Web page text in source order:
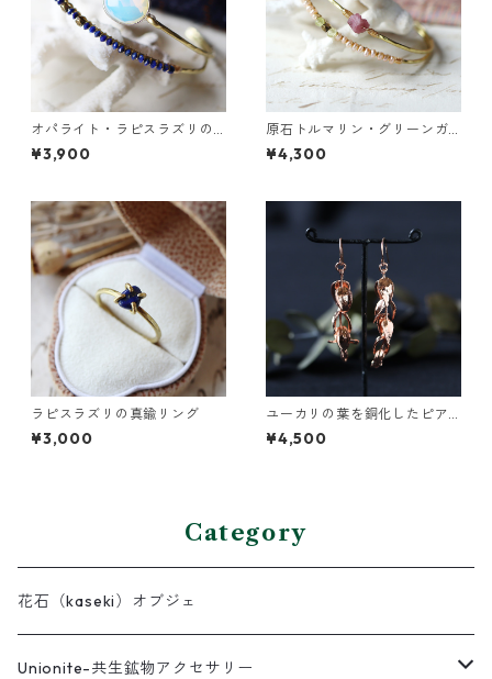
オパライト・ラピスラズリの2
連バングル
¥3,900
原石トルマリン・グリーンガ
ーネットの2連バングル
¥4,300
ラピスラズリの真鍮リング
¥3,000
ユーカリの葉を銅化したピア
ス
¥4,500
Category
花石（kaseki）オブジェ
Unionite-共生鉱物アクセサリー